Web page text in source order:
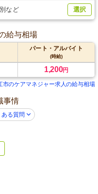
など 選択
給与相場
パート・アルバイト
(時給)
1,200円
市のケアマネジャー求人の給与相場
事情
ある質問